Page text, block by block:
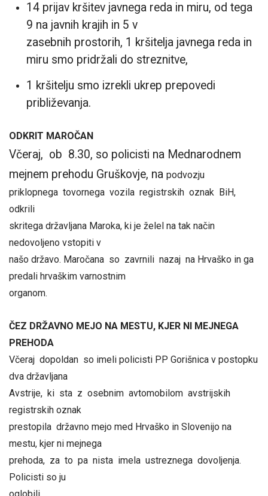
14 prijav kršitev javnega reda in miru, od tega
9 na javnih krajih in 5 v
zasebnih prostorih, 1 kršitelja javnega reda in
miru smo pridržali do streznitve,
1 kršitelju smo izrekli ukrep prepovedi
približevanja.
ODKRIT MAROČAN
Včeraj, ob 8.30, so policisti na Mednarodnem
mejnem prehodu Gruškovje, na podvozju
priklopnega tovornega vozila registrskih oznak BiH,
odkrili
skritega državljana Maroka, ki je želel na tak način
nedovoljeno vstopiti v
našo državo. Maročana so zavrnili nazaj na Hrvaško in ga
predali hrvaškim varnostnim
organom.
ČEZ DRŽAVNO MEJO NA MESTU, KJER NI MEJNEGA
PREHODA
Včeraj dopoldan so imeli policisti PP Gorišnica v postopku
dva državljana
Avstrije, ki sta z osebnim avtomobilom avstrijskih
registrskih oznak
prestopila državno mejo med Hrvaško in Slovenijo na
mestu, kjer ni mejnega
prehoda, za to pa nista imela ustreznega dovoljenja.
Policisti so ju